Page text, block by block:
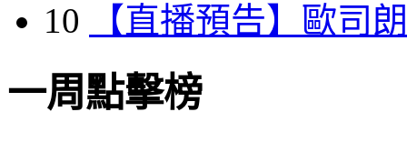
10
【直播預告】歐司
一周點擊榜